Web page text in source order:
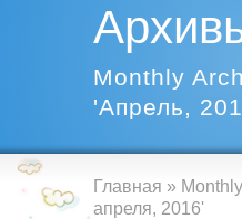
Monthly
'Апрель,
Главная »
апреля, 2016'